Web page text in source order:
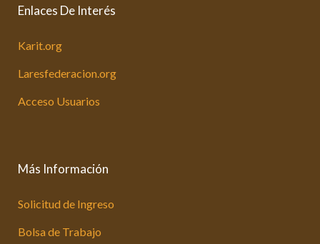
Enlaces De Interés
Karit.org
Laresfederacion.org
Acceso Usuarios
Más Información
Solicitud de Ingreso
Bolsa de Trabajo